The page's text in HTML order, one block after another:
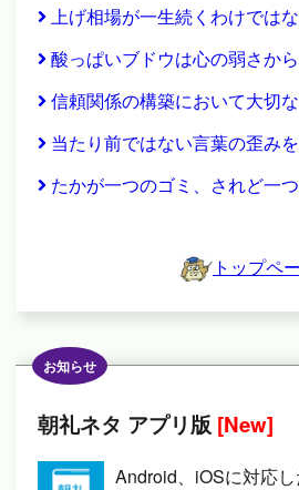
上げ相場が一生続くわけでは
酸っぱいブドウは心の弱さか
信頼関係の構築において大切
当たり前ではない言葉の歪み
たかが一つのゴミ、されど一
トップペ
お知らせ
朝礼ネタ アプリ版 [New]
Android、iOSに対応